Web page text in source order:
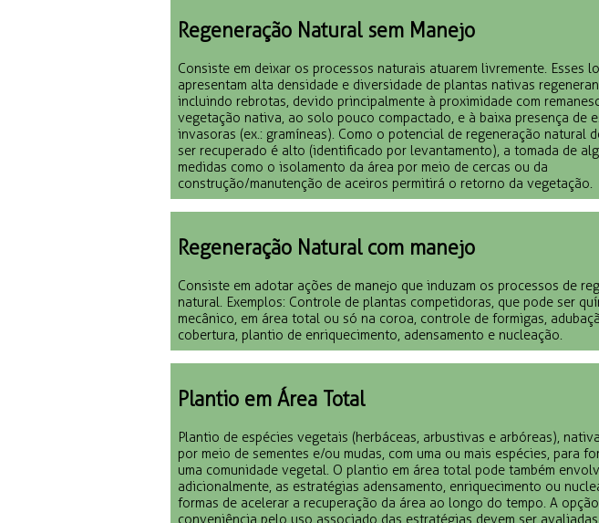
Regeneração Natural sem Manejo
Consiste em deixar os processos naturais atuarem livremente. Esses
apresentam alta densidade e diversidade de plantas nativas
incluindo rebrotas, devido principalmente à proximidade com
vegetação nativa, ao solo pouco compactado, e à baixa presença de
invasoras (ex.: gramíneas). Como o potencial de regeneração natural
ser recuperado é alto (identificado por levantamento), a tomada de
medidas como o isolamento da área por meio de cercas ou da
construção/manutenção de aceiros permitirá o retorno da vegetação.
Regeneração Natural com manejo
Consiste em adotar ações de manejo que induzam os processos de
natural. Exemplos: Controle de plantas competidoras, que pode ser
mecânico, em área total ou só na coroa, controle de formigas,
cobertura, plantio de enriquecimento, adensamento e nucleação.
Plantio em Área Total
Plantio de espécies vegetais (herbáceas, arbustivas e arbóreas),
por meio de sementes e/ou mudas, com uma ou mais espécies, para
uma comunidade vegetal. O plantio em área total pode também
adicionalmente, as estratégias adensamento, enriquecimento ou
formas de acelerar a recuperação da área ao longo do tempo. A
conveniência pelo uso associado das estratégias devem ser